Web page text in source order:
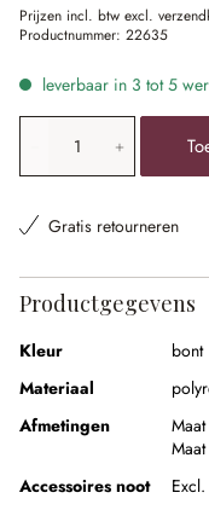
Prijzen incl. btw excl.
Productnummer: 22635
leverbaar in 3 tot 5
Gratis retourneren
Productgegevens
Kleur
bont
Materiaal
Afmetingen
Maat
Accessoires noot